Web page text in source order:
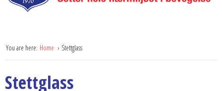
You are here: Home Stettglass
Stettglass